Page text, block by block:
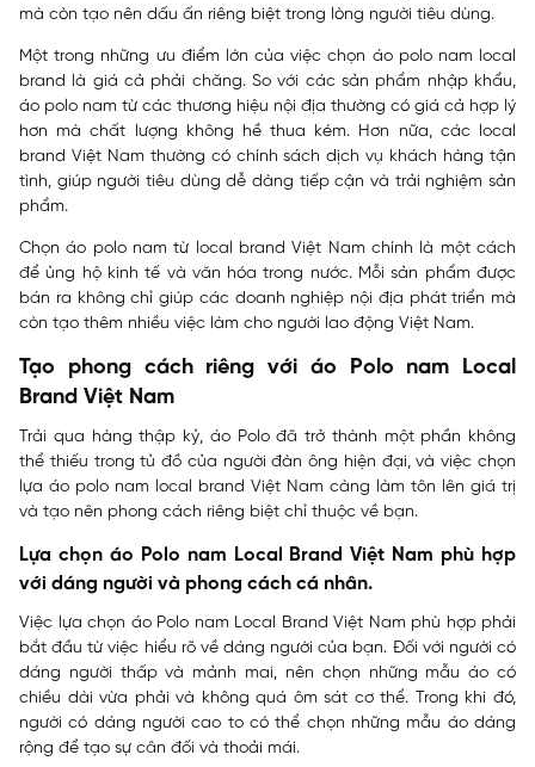
mà còn tạo nên dấu ấn riêng biệt trong lòng người tiêu dùng.
Một trong những ưu điểm lớn của việc chọn áo polo nam local
brand là giá cả phải chăng. So với các sản phẩm nhập khẩu,
áo polo nam từ các thương hiệu nội địa thường có giá cả hợp lý
hơn mà chất lượng không hề thua kém. Hơn nữa, các local
brand Việt Nam thường có chính sách dịch vụ khách hàng tận
tình, giúp người tiêu dùng dễ dàng tiếp cận và trải nghiệm sản
phẩm.
Chọn áo polo nam từ local brand Việt Nam chính là một cách
để ủng hộ kinh tế và văn hóa trong nước. Mỗi sản phẩm được
bán ra không chỉ giúp các doanh nghiệp nội địa phát triển mà
còn tạo thêm nhiều việc làm cho người lao động Việt Nam.
Tạo phong cách riêng với áo Polo nam Local
Brand Việt Nam
Trải qua hàng thập kỷ, áo Polo đã trở thành một phần không
thể thiếu trong tủ đồ của người đàn ông hiện đại, và việc chọn
lựa áo polo nam local brand Việt Nam càng làm tôn lên giá trị
và tạo nên phong cách riêng biệt chỉ thuộc về bạn.
Lựa chọn áo Polo nam Local Brand Việt Nam phù hợp
với dáng người và phong cách cá nhân.
Việc lựa chọn áo Polo nam Local Brand Việt Nam phù hợp phải
bắt đầu từ việc hiểu rõ về dáng người của bạn. Đối với người có
dáng người thấp và mảnh mai, nên chọn những mẫu áo có
chiều dài vừa phải và không quá ôm sát cơ thể. Trong khi đó,
người có dáng người cao to có thể chọn những mẫu áo dáng
rộng để tạo sự cân đối và thoải mái.